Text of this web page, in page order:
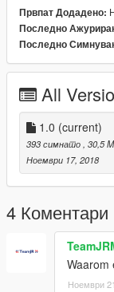
Credits
Model -
Skin -
Police light setup
Whelen Legacy -
Првпат Додадено:
Последно
Последно
All
1.0 (current)
393 симнато , 30,5
Ноември 17, 2018
4 Коментари
Waarom
Ноември